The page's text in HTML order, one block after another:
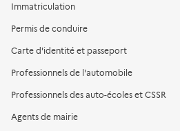
Immatriculation
Permis de conduire
Carte d'identité et passeport
Professionnels de l'automobile
Professionnels des auto-écoles et CSSR
Agents de mairie